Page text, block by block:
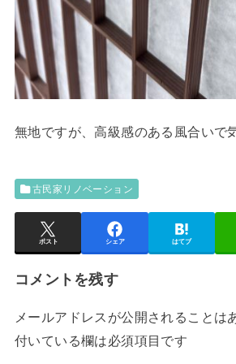
無地ですが、高級感のある風合いで
古民家リノベーション
ポスト シェア はてブ
コメントを残す
メールアドレスが公開されることは
付いている欄は必須項目です